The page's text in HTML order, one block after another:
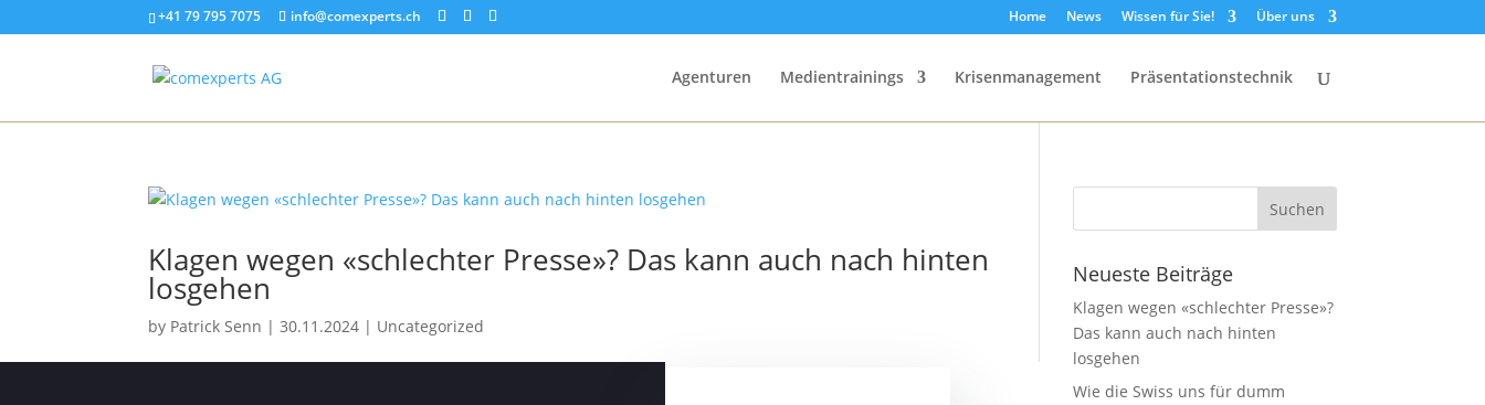
+41 79 795 7075 info@comexperts.ch Home News Wissen für Sie! Über uns
Agenturen Medientrainings Krisenmanagement Präsentationstechnik
Klagen wegen «schlechter Presse»? Das kann auch nach hinten
losgehen
by Patrick Senn |30.11.2024 | Uncategorized
Neueste Beiträge
Klagen wegen «schlechter Presse»?
Das kann auch nach hinten
losgehen
Wie die Swiss uns für dumm